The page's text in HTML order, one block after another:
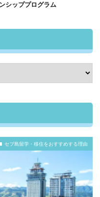
シッププログラム
セブ島留学・移住をおすすめする理由